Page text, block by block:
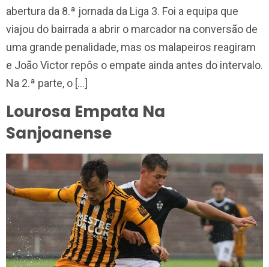
abertura da 8.ª jornada da Liga 3. Foi a equipa que
viajou do bairrada a abrir o marcador na conversão de
uma grande penalidade, mas os malapeiros reagiram
e João Victor repôs o empate ainda antes do intervalo.
Na 2.ª parte, o […]
Lourosa Empata Na
Sanjoanense